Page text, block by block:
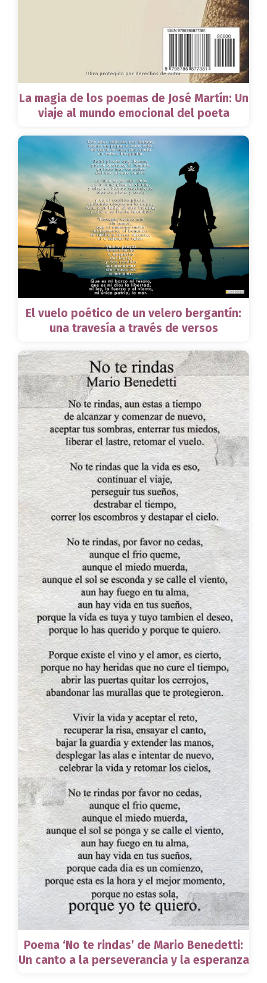
La magia de los poemas de José Martín: Un
viaje al mundo emocional del poeta
El vuelo poético de un velero bergantín:
una travesía a través de versos
Poema ‘No te rindas’ de Mario Benedetti:
Un canto a la perseverancia y la esperanza